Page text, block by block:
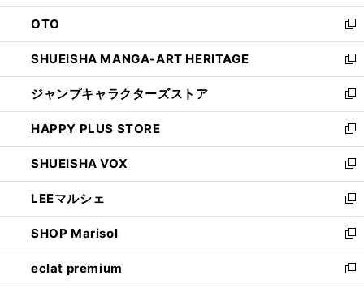
ウ
で
開
く
ン
ド
ウ
で
開
く
OTO
新
し
い
ウ
ィ
ン
ド
ウ
で
開
く
SHUEISHA MANGA-ART HERITAGE
新
し
い
ウ
ィ
ン
ド
ウ
で
開
く
ジャンプキャラクターズストア
新
し
い
ウ
ィ
ン
ド
ウ
で
開
く
HAPPY PLUS STORE
新
し
い
ウ
ィ
ン
ド
ウ
で
SHUEISHA VOX
新
し
い
ウ
ィ
ン
ド
LEEマルシェ
新
し
い
ウ
ィ
SHOP Marisol
新
し
い
eclat premium
新